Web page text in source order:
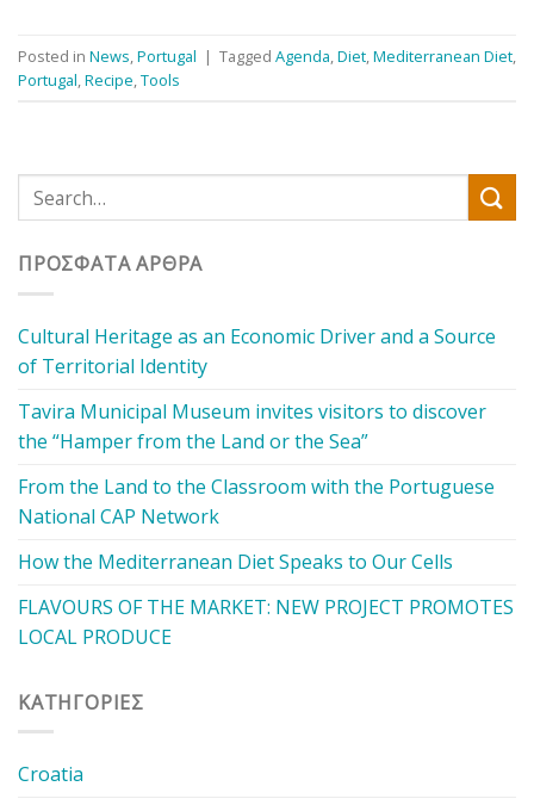
Posted in News,Portugal | Tagged Agenda,Diet,Mediterranean Diet,
Portugal,Recipe,Tools
ΠΡΌΣΦΑΤΑ ΆΡΘΡΑ
Cultural Heritage as an Economic Driver and a Source
of Territorial Identity
Tavira Municipal Museum invites visitors to discover
the “Hamper from the Land or the Sea”
From the Land to the Classroom with the Portuguese
National CAP Network
How the Mediterranean Diet Speaks to Our Cells
FLAVOURS OF THE MARKET: NEW PROJECT PROMOTES
LOCAL PRODUCE
KΑΤΗΓΟΡΊΕΣ
Croatia